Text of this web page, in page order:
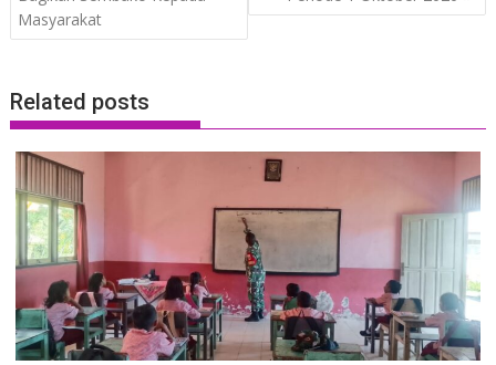
Masyarakat
Related posts